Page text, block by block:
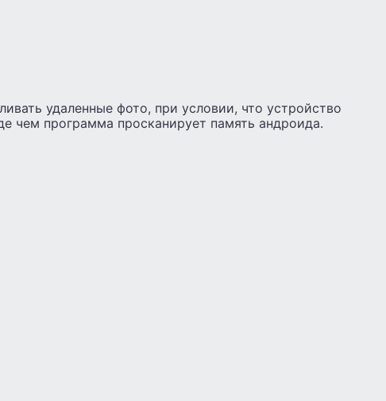
удаленные фото, при условии, что устройство
чем программа просканирует память андроида.